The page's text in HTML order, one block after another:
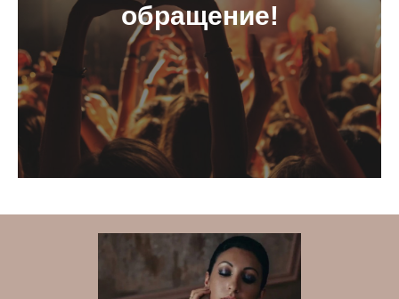
обращение!